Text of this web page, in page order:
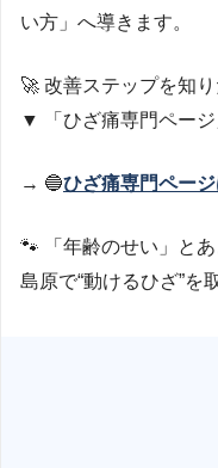
い方」へ導きます。
🚀 改善ステップを知
▼ 「ひざ痛専門ペー
→ 🔵ひざ痛専門ペー
🐾 「年齢のせい」とあ
島原で“動けるひざ”を